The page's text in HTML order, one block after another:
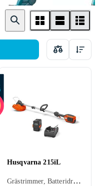
Husqvarna 215iL
Grästrimmer, Batteridriven